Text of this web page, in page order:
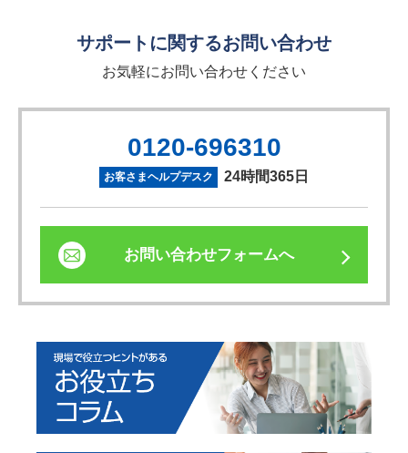
サポートに関するお問い合わせ
お気軽にお問い合わせください
0120-696310
お客さまヘルプデスク 24時間365日
お問い合わせフォームへ